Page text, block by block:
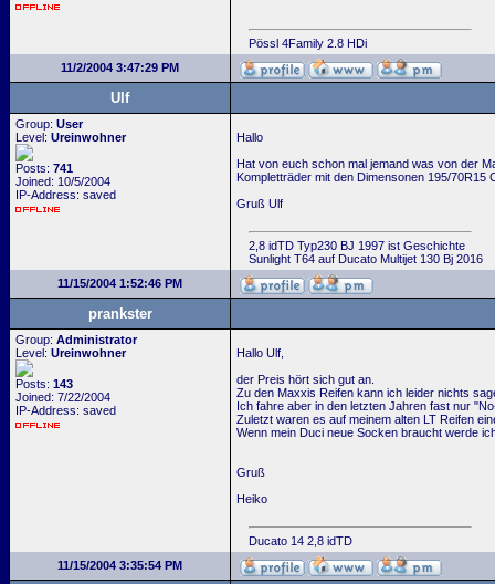
Pössl 4Family 2.8 HDi
11/2/2004 3:47:29 PM
Ulf
Group: User
Level: Ureinwohner
Posts: 741
Joined: 10/5/2004
IP-Address: saved
Hallo
Hat von euch schon mal jemand was von der
Kompletträder mit den Dimensonen 195/
Gruß Ulf
2,8 idTD Typ230 BJ 1997 ist Geschichte
Sunlight T64 auf Ducato Multijet 130 Bj 2016
11/15/2004 1:52:46 PM
prankster
Group: Administrator
Level: Ureinwohner
Posts: 143
Joined: 7/22/2004
IP-Address: saved
Hallo Ulf,
der Preis hört sich gut an.
Zu den Maxxis Reifen kann ich leider nichts
Ich fahre aber in den letzten Jahren fast nur
Zuletzt waren es auf meinem alten LT Reifen
Wenn mein Duci neue Socken braucht werde
Gruß
Heiko
Ducato 14 2,8 idTD
11/15/2004 3:35:54 PM